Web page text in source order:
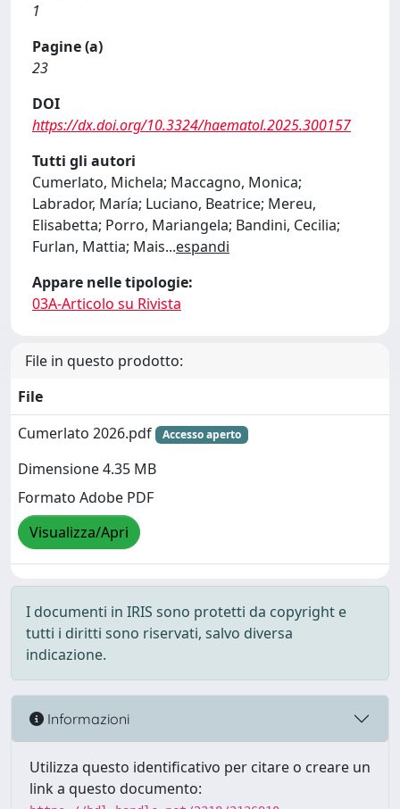
1
Pagine (a)
23
DOI
https://dx.doi.org/10.3324/haematol.2025.300157
Tutti gli autori
Cumerlato, Michela; Maccagno, Monica;
Labrador, María; Luciano, Beatrice; Mereu,
Elisabetta; Porro, Mariangela; Bandini, Cecilia;
Furlan, Mattia; Mais...espandi
Appare nelle tipologie:
03A-Articolo su Rivista
File in questo prodotto:
File
Cumerlato 2026.pdf
Accesso aperto
Dimensione 4.35 MB
Formato Adobe PDF
Visualizza/Apri
I documenti in IRIS sono protetti da copyright e
tutti i diritti sono riservati, salvo diversa
indicazione.
Informazioni
Utilizza questo identificativo per citare o creare un
link a questo documento: